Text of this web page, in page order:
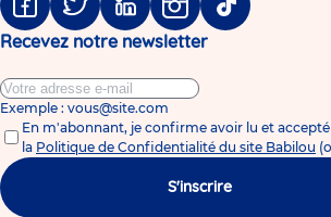
FacebookTwitter LinkedinInstagramTiktok
Recevez notre newsletter
Exemple : vous@site.com
En m'abonnant, je confirme avoir lu et accepté
la Politique de Confidentialité du site Babilou
S'inscrire